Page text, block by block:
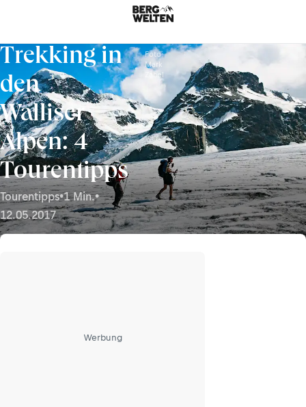
Trekking in
den
Walliser
Alpen: 4
Tourentipps
Tourentipps•1 Min.•
12.05.2017
Foto:
Mark
Zahel
Werbung